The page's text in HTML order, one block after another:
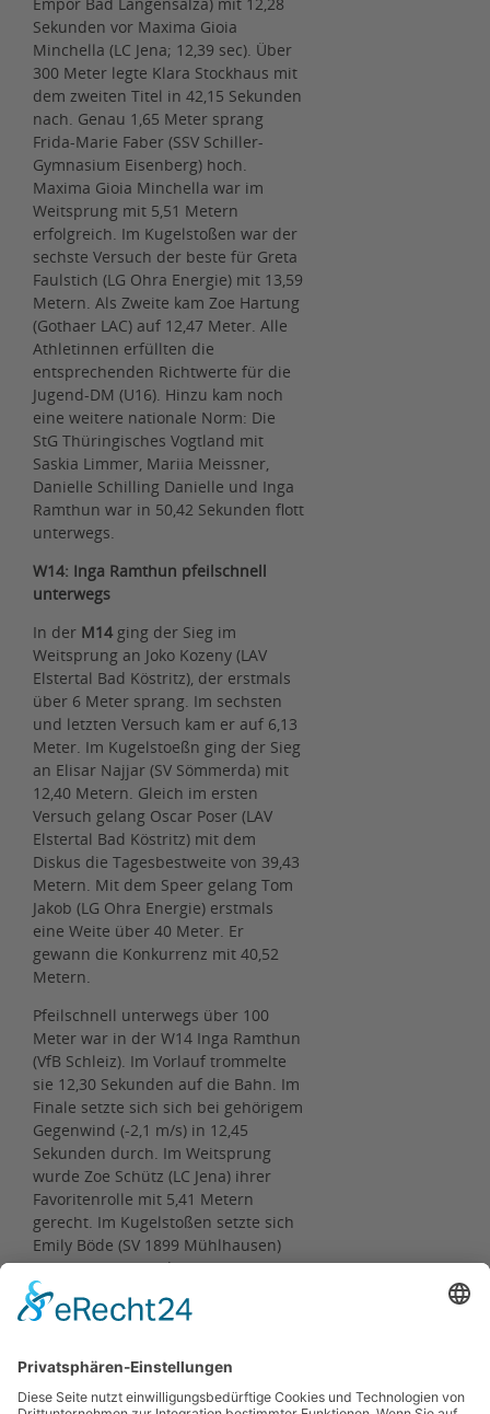
Sekunden vor Maxima Gioia
Minchella (LC Jena; 12,39 sec). Über
300 Meter legte Klara Stockhaus mit
dem zweiten Titel in 42,15 Sekunden
nach. Genau 1,65 Meter sprang
Frida-Marie Faber (SSV Schiller-
Gymnasium Eisenberg) hoch.
Maxima Gioia Minchella war im
Weitsprung mit 5,51 Metern
erfolgreich. Im Kugelstoßen war der
sechste Versuch der beste für Greta
Faulstich (LG Ohra Energie) mit 13,59
Metern. Als Zweite kam Zoe Hartung
(Gothaer LAC) auf 12,47 Meter. Alle
Athletinnen erfüllten die
entsprechenden Richtwerte für die
Jugend-DM (U16). Hinzu kam noch
eine weitere nationale Norm: Die
StG Thüringisches Vogtland mit
Saskia Limmer, Mariia Meissner,
Danielle Schilling Danielle und Inga
Ramthun war in 50,42 Sekunden flott
unterwegs.
W14: Inga Ramthun pfeilschnell
unterwegs
In der M14 ging der Sieg im
Weitsprung an Joko Kozeny (LAV
Elstertal Bad Köstritz), der erstmals
über 6 Meter sprang. Im sechsten
und letzten Versuch kam er auf 6,13
Meter. Im Kugelstoeßn ging der Sieg
an Elisar Najjar (SV Sömmerda) mit
12,40 Metern. Gleich im ersten
Versuch gelang Oscar Poser (LAV
Elstertal Bad Köstritz) mit dem
Diskus die Tagesbestweite von 39,43
Metern. Mit dem Speer gelang Tom
Jakob (LG Ohra Energie) erstmals
eine Weite über 40 Meter. Er
gewann die Konkurrenz mit 40,52
Metern.
Pfeilschnell unterwegs über 100
Meter war in der W14 Inga Ramthun
(VfB Schleiz). Im Vorlauf trommelte
sie 12,30 Sekunden auf die Bahn. Im
Finale setzte sich sich bei gehörigem
Gegenwind (-2,1 m/s) in 12,45
Sekunden durch. Im Weitsprung
wurde Zoe Schütz (LC Jena) ihrer
Favoritenrolle mit 5,41 Metern
gerecht. Im Kugelstoßen setzte sich
Emily Böde (SV 1899 Mühlhausen)
mit 10,81 Metern durch. Das
Speerwerfen gewann Emmylynne
Krieger (KSSV Victoria
Metern.
Ergebnisse